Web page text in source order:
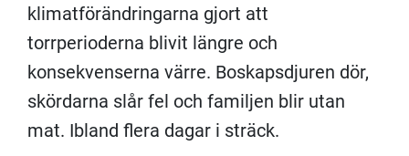
klimatförändringarna gjort att
torrperioderna blivit längre och
konsekvenserna värre. Boskapsdjuren dör,
skördarna slår fel och familjen blir utan
mat. Ibland flera dagar i sträck.